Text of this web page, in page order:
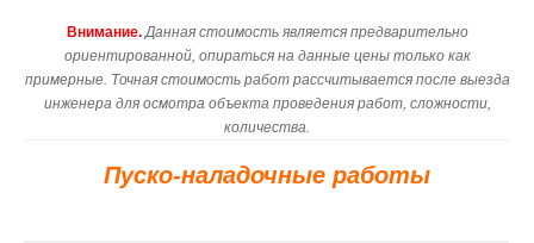
Внимание. Данная стоимость является предварительно
ориентированной, опираться на данные цены только как
примерные. Точная стоимость работ рассчитывается после выезда
инженера для осмотра объекта проведения работ, сложности,
количества.
Пуско-наладочные работы